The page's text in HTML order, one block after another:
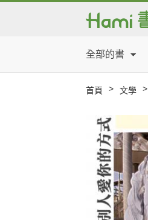
全部的書
首頁 > 文學 >